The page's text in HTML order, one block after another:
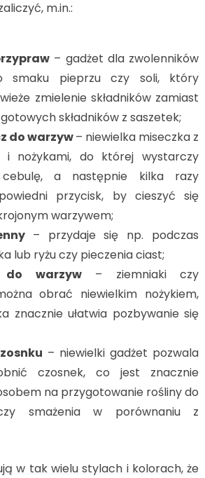
m.in.:
– gadżet dla zwolenników
smaku pieprzu czy soli, który
zmielenie składników zamiast
składników z saszetek;
do warzyw– niewielka miseczka z
i nożykami, do której wystarczy
a następnie kilka razy
przycisk, by cieszyć się
warzywem;
– przydaje się np. podczas
lub ryżu czy pieczenia ciast;
do warzyw– ziemniaki czy
obrać niewielkim nożykiem,
znacznie ułatwia pozbywanie się
– niewielki gadżet pozwala
czosnek, co jest znacznie
na przygotowanie rośliny do
smażenia w porównaniu z
w tak wielu stylach i kolorach, że